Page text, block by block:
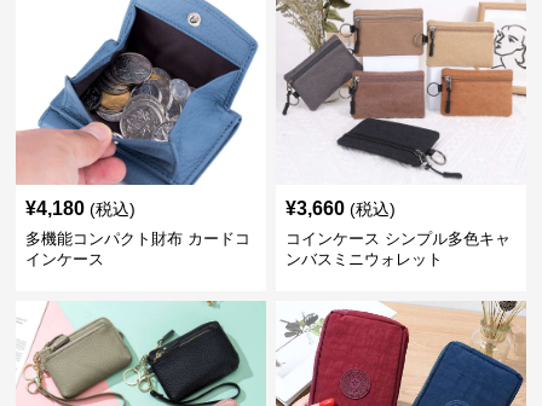
¥4,180 (税込)
多機能コンパクト財布 カードコ
インケース
¥3,660 (税込)
コインケース シンプル多色キャ
ンバスミニウォレット